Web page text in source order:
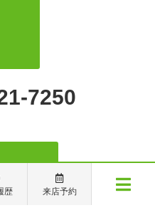
7250
歴 来店予約